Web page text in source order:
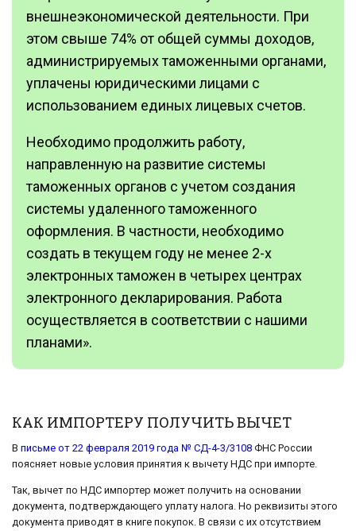
внешнеэкономической деятельности. При
этом свыше 74% от общей суммы доходов,
администрируемых таможенными органами,
уплачены юридическими лицами с
использованием единых лицевых счетов.
Необходимо продолжить работу,
направленную на развитие системы
таможенных органов с учетом создания
системы удаленного таможенного
оформления. В частности, необходимо
создать в текущем году не менее 2-х
электронных таможен в четырех центрах
электронного декларирования. Работа
осуществляется в соответствии с нашими
планами».
КАК ИМПОРТЕРУ ПОЛУЧИТЬ ВЫЧЕТ
В письме от 22 февраля 2019 года № СД-4-3/3108 ФНС России
поясняет новые условия принятия к вычету НДС при импорте.
Так, вычет по НДС импортер может получить на основании
документа, подтверждающего уплату налога. Но реквизиты этого
документа приводят в книге покупок. В связи с их отсутствием